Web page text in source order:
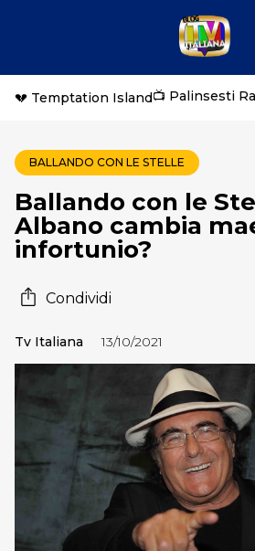
💔 Temptation Island📺 Palinsesti
BALLANDO CON LE STELLE
Ballando con le
Albano cambia
infortunio?
Condividi
Tv Italiana 13/10/2021